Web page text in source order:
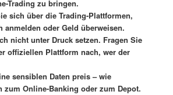
Trading zu bringen.
sich über die Trading-Plattformen,
anmelden oder Geld überweisen.
nicht unter Druck setzen. Fragen Sie
offiziellen Plattform nach, wer der
sensiblen Daten preis – wie
zum Online-Banking oder zum Depot.